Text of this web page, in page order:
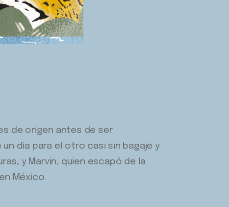
de origen antes de ser
día para el otro casi sin bagaje y
y Marvin, quien escapó de la
México.